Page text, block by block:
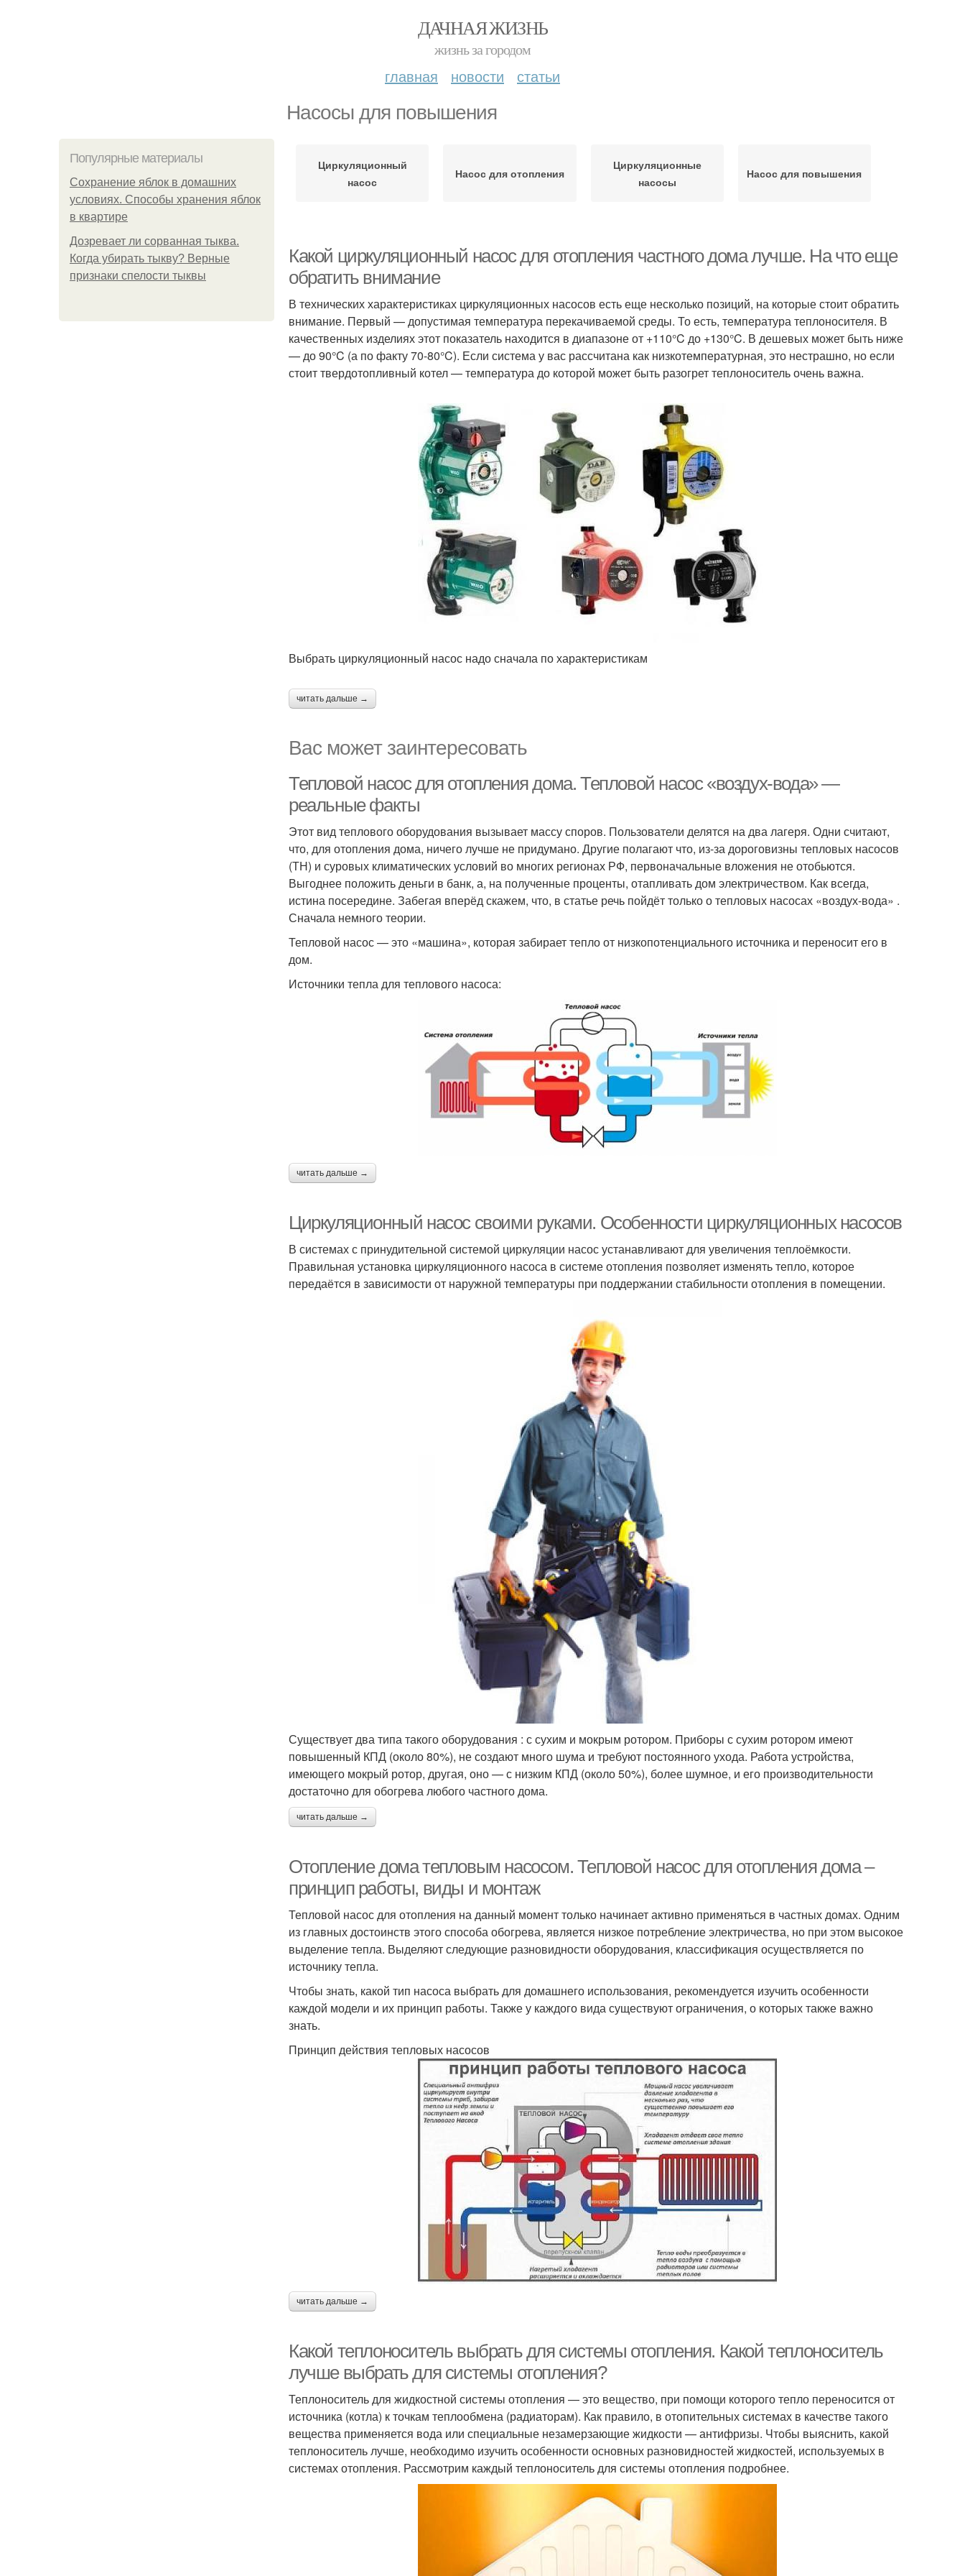
ДАЧНАЯ ЖИЗНЬ
жизнь за городом
главная новости статьи
Насосы для повышения
Популярные материалы
Сохранение яблок в домашних
условиях. Способы хранения яблок
в квартире
Дозревает ли сорванная тыква.
Когда убирать тыкву? Верные
признаки спелости тыквы
Циркуляционный
насос
Насос для отопления
Циркуляционные
насосы
Насос для повышения
Какой циркуляционный насос для отопления частного дома лучше. На что еще
обратить внимание
В технических характеристиках циркуляционных насосов есть еще несколько позиций, на которые стоит обратить
внимание. Первый — допустимая температура перекачиваемой среды. То есть, температура теплоносителя. В
качественных изделиях этот показатель находится в диапазоне от +110°C до +130°C. В дешевых может быть ниже
— до 90°C (а по факту 70-80°C). Если система у вас рассчитана как низкотемпературная, это нестрашно, но если
стоит твердотопливный котел — температура до которой может быть разогрет теплоноситель очень важна.
Выбрать циркуляционный насос надо сначала по характеристикам
читать дальше →
Вас может заинтересовать
Тепловой насос для отопления дома. Тепловой насос «воздух-вода» —
реальные факты
Этот вид теплового оборудования вызывает массу споров. Пользователи делятся на два лагеря. Одни считают,
что, для отопления дома, ничего лучше не придумано. Другие полагают что, из-за дороговизны тепловых насосов
(ТН) и суровых климатических условий во многих регионах РФ, первоначальные вложения не отобьются.
Выгоднее положить деньги в банк, а, на полученные проценты, отапливать дом электричеством. Как всегда,
истина посередине. Забегая вперёд скажем, что, в статье речь пойдёт только о тепловых насосах «воздух-вода» .
Сначала немного теории.
Тепловой насос — это «машина», которая забирает тепло от низкопотенциального источника и переносит его в
дом.
Источники тепла для теплового насоса:
читать дальше →
Циркуляционный насос своими руками. Особенности циркуляционных насосов
В системах с принудительной системой циркуляции насос устанавливают для увеличения теплоёмкости.
Правильная установка циркуляционного насоса в системе отопления позволяет изменять тепло, которое
передаётся в зависимости от наружной температуры при поддержании стабильности отопления в помещении.
Существует два типа такого оборудования : с сухим и мокрым ротором. Приборы с сухим ротором имеют
повышенный КПД (около 80%), не создают много шума и требуют постоянного ухода. Работа устройства,
имеющего мокрый ротор, другая, оно — с низким КПД (около 50%), более шумное, и его производительности
достаточно для обогрева любого частного дома.
читать дальше →
Отопление дома тепловым насосом. Тепловой насос для отопления дома –
принцип работы, виды и монтаж
Тепловой насос для отопления на данный момент только начинает активно применяться в частных домах. Одним
из главных достоинств этого способа обогрева, является низкое потребление электричества, но при этом высокое
выделение тепла. Выделяют следующие разновидности оборудования, классификация осуществляется по
источнику тепла.
Чтобы знать, какой тип насоса выбрать для домашнего использования, рекомендуется изучить особенности
каждой модели и их принцип работы. Также у каждого вида существуют ограничения, о которых также важно
знать.
Принцип действия тепловых насосов
читать дальше →
Какой теплоноситель выбрать для системы отопления. Какой теплоноситель
лучше выбрать для системы отопления?
Теплоноситель для жидкостной системы отопления — это вещество, при помощи которого тепло переносится от
источника (котла) к точкам теплообмена (радиаторам). Как правило, в отопительных системах в качестве такого
вещества применяется вода или специальные незамерзающие жидкости — антифризы. Чтобы выяснить, какой
теплоноситель лучше, необходимо изучить особенности основных разновидностей жидкостей, используемых в
системах отопления. Рассмотрим каждый теплоноситель для системы отопления подробнее.